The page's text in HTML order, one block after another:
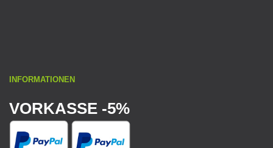
INFORMATIONEN
VORKASSE -5%